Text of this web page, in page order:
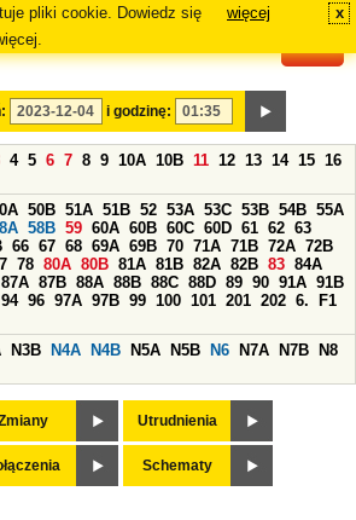
pliki cookie. Dowiedz się
więcej x
i godzinę:
4 5 6 7 8 9 10A 10B 11 12 13 14 15 16
50B 51A 51B 52 53A 53C 53B 54B 55A
58B 59 60A 60B 60C 60D 61 62 63
66 67 68 69A 69B 70 71A 71B 72A 72B
78 80A 80B 81A 81B 82A 82B 83 84A
87A 87B 88A 88B 88C 88D 89 90 91A 91B
94 96 97A 97B 99 100 101 201 202 6.
F1
N3B N4A N4B N5A N5B N6 N7A N7B
N8
Utrudnienia
Schematy